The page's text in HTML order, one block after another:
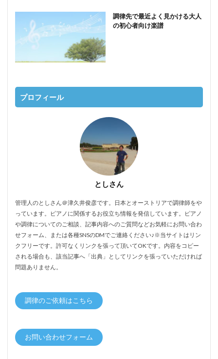
調律先で最近よく見かける大人
の初心者向け楽譜
プロフィール
としさん
管理人のとしさん＠津久井俊彦です。日本とオーストリアで調律師をや
っています。ピアノに関係するお役立ち情報を発信しています。ピアノ
や調律についてのご相談、記事内容へのご質問などお気軽にお問い合わ
せフォーム、または各種SNSのDMでご連絡ください♪※当サイトはリン
クフリーです。許可なくリンクを張って頂いてOKです。内容をコピー
される場合も、該当記事へ「出典」としてリンクを張っていただければ
問題ありません。
調律のご依頼はこちら
お問い合わせフォーム